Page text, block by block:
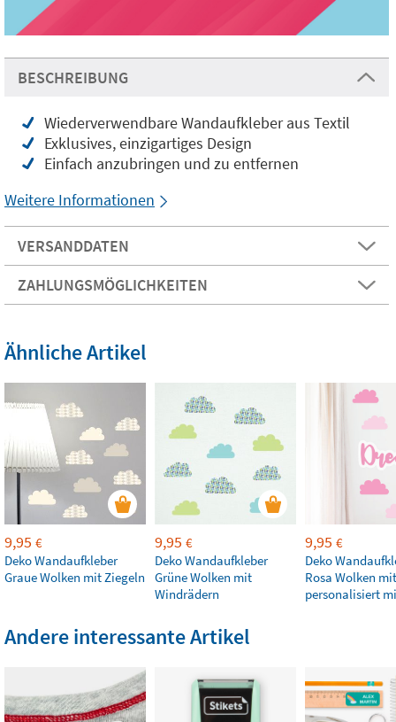
BESCHREIBUNG
Wiederverwendbare Wandaufkleber aus Textil
Exklusives, einzigartiges Design
Einfach anzubringen und zu entfernen
Weitere Informationen
VERSANDDATEN
ZAHLUNGSMÖGLICHKEITEN
Ähnliche Artikel
9,95 €
Deko Wandaufkleber
Graue Wolken mit Ziegeln
9,95 €
Deko Wandaufkleber
Grüne Wolken mit
Windrädern
9,95 €
Deko
Rosa Wolken
personalisiert
Andere interessante Artikel